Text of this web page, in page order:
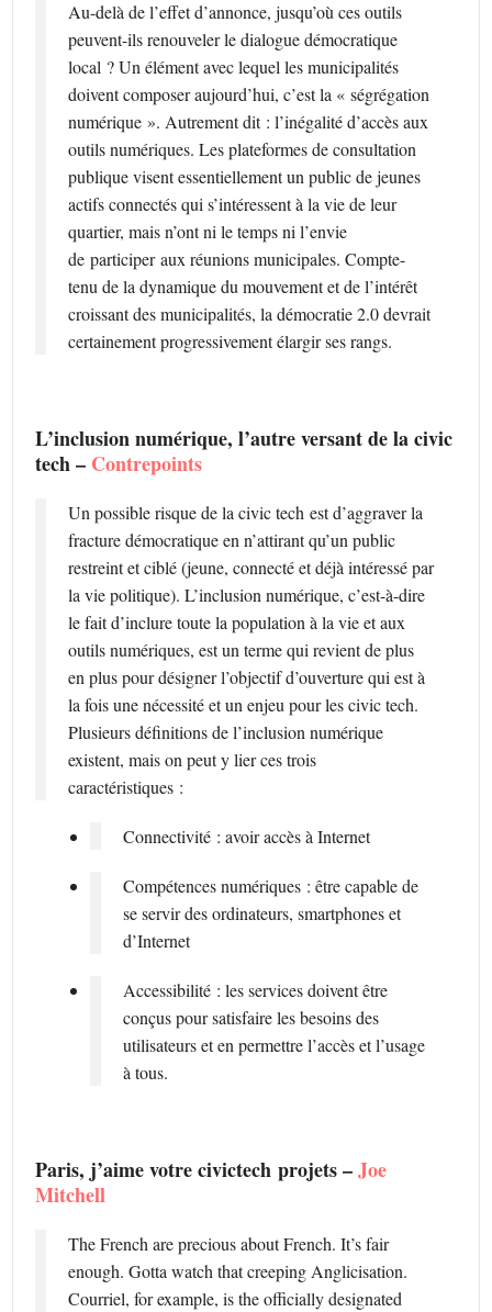
Au-delà de l’effet d’annonce, jusqu’où ces outils
peuvent-ils renouveler le dialogue démocratique
local ? Un élément avec lequel les municipalités
doivent composer aujourd’hui, c’est la « ségrégation
numérique ». Autrement dit : l’inégalité d’accès aux
outils numériques. Les plateformes de consultation
publique visent essentiellement un public de jeunes
actifs connectés qui s’intéressent à la vie de leur
quartier, mais n’ont ni le temps ni l’envie
de participer aux réunions municipales. Compte-
tenu de la dynamique du mouvement et de l’intérêt
croissant des municipalités, la démocratie 2.0 devrait
certainement progressivement élargir ses rangs.
L’inclusion numérique, l’autre versant de la civic
tech – Contrepoints
Un possible risque de la civic tech est d’aggraver la
fracture démocratique en n’attirant qu’un public
restreint et ciblé (jeune, connecté et déjà intéressé par
la vie politique). L’inclusion numérique, c’est-à-dire
le fait d’inclure toute la population à la vie et aux
outils numériques, est un terme qui revient de plus
en plus pour désigner l’objectif d’ouverture qui est à
la fois une nécessité et un enjeu pour les civic tech.
Plusieurs définitions de l’inclusion numérique
existent, mais on peut y lier ces trois
caractéristiques :
Connectivité : avoir accès à Internet
Compétences numériques : être capable de
se servir des ordinateurs, smartphones et
d’Internet
Accessibilité : les services doivent être
conçus pour satisfaire les besoins des
utilisateurs et en permettre l’accès et l’usage
à tous.
Paris, j’aime votre civictech projets –Joe
Mitchell
The French are precious about French. It’s fair
enough. Gotta watch that creeping Anglicisation.
Courriel, for example, is the officially designated